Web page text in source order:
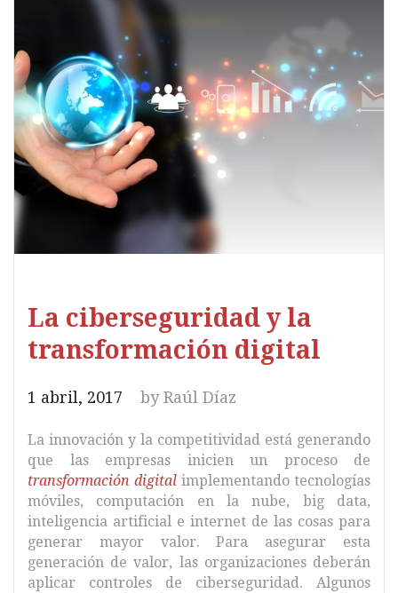
La ciberseguridad y la
transformación digital
1 abril, 2017 byRaúl Díaz
La innovación y la competitividad está generando
que las empresas inicien un proceso de
transformación digital implementando tecnologías
móviles, computación en la nube, big data,
inteligencia artificial e internet de las cosas para
generar mayor valor. Para asegurar esta
generación de valor, las organizaciones deberán
aplicar controles de ciberseguridad. Algunos